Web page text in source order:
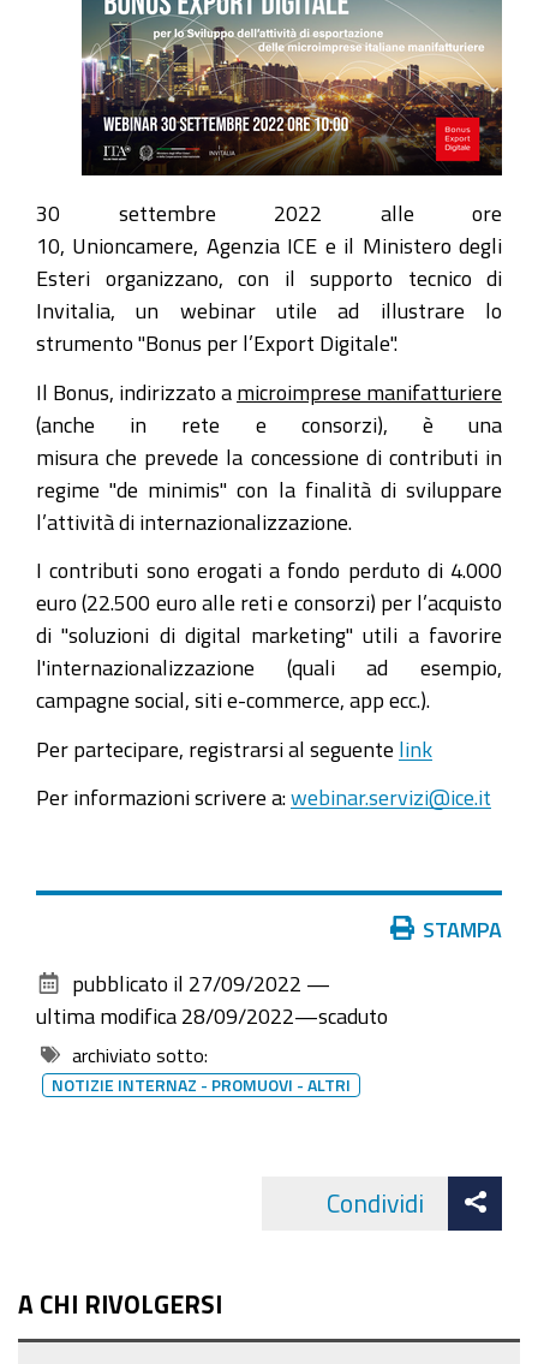
30 settembre 2022 alle ore
10, Unioncamere, Agenzia ICE e il Ministero degli
Esteri organizzano, con il supporto tecnico di
Invitalia, un webinar utile ad illustrare lo
strumento "Bonus per l’Export Digitale".
Il Bonus, indirizzato a microimprese manifatturiere
(anche in rete e consorzi), è una
misura che prevede la concessione di contributi in
regime "de minimis" con la finalità di sviluppare
l’attività di internazionalizzazione.
I contributi sono erogati a fondo perduto di 4.000
euro (22.500 euro alle reti e consorzi) per l’acquisto
di "soluzioni di digital marketing" utili a favorire
l'internazionalizzazione (quali ad esempio,
campagne social, siti e-commerce, app ecc.).
Per partecipare, registrarsi al seguente link
Per informazioni scrivere a: webinar.servizi@ice.it
documento
STAMPA
pubblicato il 27/09/2022 —
ultima modifica 28/09/2022—scaduto
archiviato sotto:
NOTIZIE INTERNAZ - PROMUOVI - ALTRI
Condividi
A CHI RIVOLGERSI